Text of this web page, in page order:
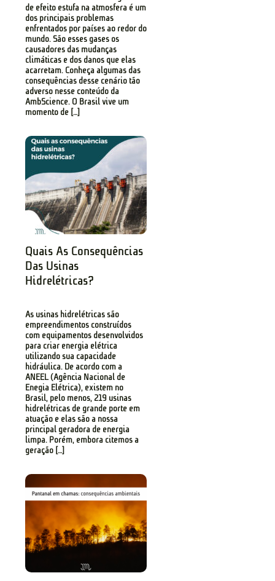
de efeito estufa na atmosfera é um
dos principais problemas
enfrentados por países ao redor do
mundo. São esses gases os
causadores das mudanças
climáticas e dos danos que elas
acarretam. Conheça algumas das
consequências desse cenário tão
adverso nesse conteúdo da
AmbScience. O Brasil vive um
momento de […]
Quais As Consequências
Das Usinas
Hidrelétricas?
As usinas hidrelétricas são
empreendimentos construídos
com equipamentos desenvolvidos
para criar energia elétrica
utilizando sua capacidade
hidráulica. De acordo com a
ANEEL (Agência Nacional de
Enegia Elétrica), existem no
Brasil, pelo menos, 219 usinas
hidrelétricas de grande porte em
atuação e elas são a nossa
principal geradora de energia
limpa. Porém, embora citemos a
geração […]